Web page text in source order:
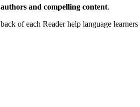
and compelling content.
of each Reader help language